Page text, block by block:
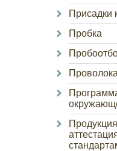
Присадки
Пробка